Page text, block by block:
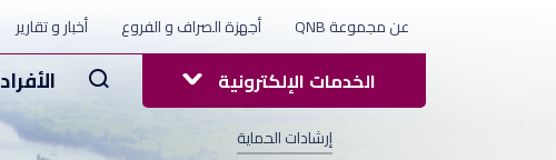
عن مجموعة QNB أجهزة الصراف و الفروع أخبار و تقارير
الأفراد Arama الخدمات الإلكترونية
إرشادات الحماية